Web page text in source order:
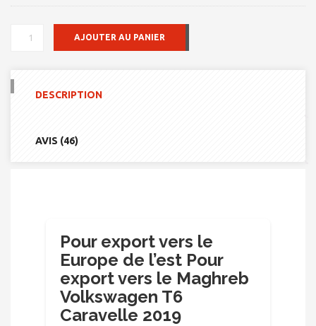
QUANTITÉ
AJOUTER AU PANIER
DESCRIPTION
AVIS (46)
Pour export vers le
Europe de l’est Pour
export vers le Maghreb
Volkswagen T6
Caravelle 2019